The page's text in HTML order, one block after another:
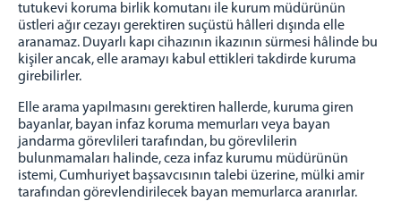
tutukevi koruma birlik komutanı ile kurum müdürünün
üstleri ağır cezayı gerektiren suçüstü hâlleri dışında elle
aranamaz. Duyarlı kapı cihazının ikazının sürmesi hâlinde bu
kişiler ancak, elle aramayı kabul ettikleri takdirde kuruma
girebilirler.
Elle arama yapılmasını gerektiren hallerde, kuruma giren
bayanlar, bayan infaz koruma memurları veya bayan
jandarma görevlileri tarafından, bu görevlilerin
bulunmamaları halinde, ceza infaz kurumu müdürünün
istemi, Cumhuriyet başsavcısının talebi üzerine, mülki amir
tarafından görevlendirilecek bayan memurlarca aranırlar.